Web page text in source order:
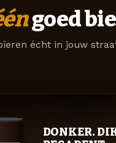
goed
écht in jouw
DONKER.